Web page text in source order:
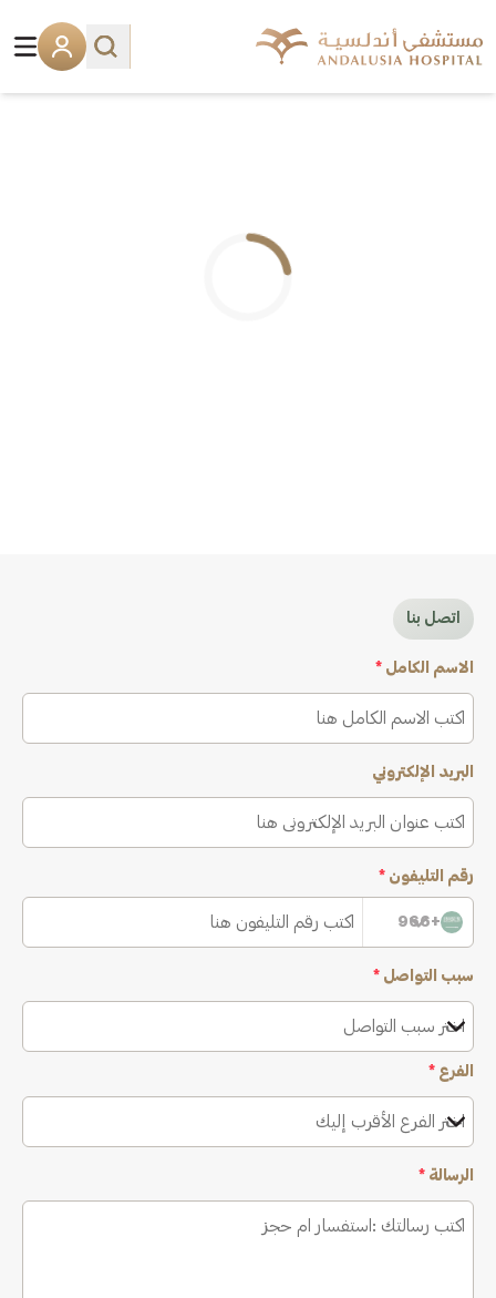
اتصل بنا
الاسم الكامل *
البريد الإلكتروني
رقم التليفون *
+966
سبب التواصل *
اختر سبب التواصل
الفرع *
اختر الفرع الأقرب إليك
الرسالة *